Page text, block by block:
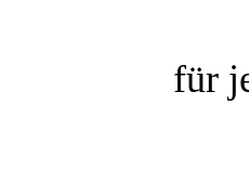
für